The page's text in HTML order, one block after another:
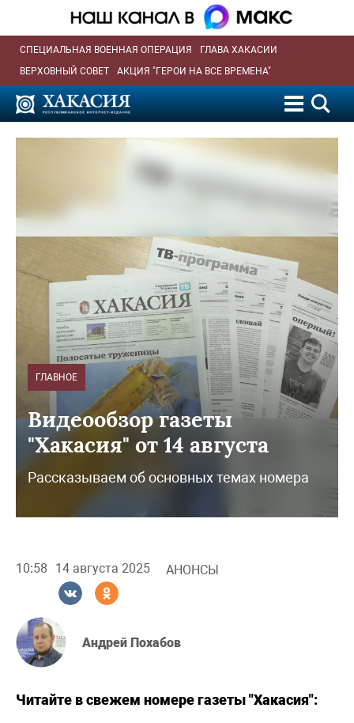
СПЕЦИАЛЬНАЯ ВОЕННАЯ ОПЕРАЦИЯ
ГЛАВА ХАКАСИИ
ВЕРХОВНЫЙ СОВЕТ
АКЦИЯ "ГЕРОИ НА ВСЕ ВРЕМЕНА"
ГЛАВНОЕ
Видеообзор газеты
"Хакасия" от 14 августа
Рассказываем об основных темах номера
10:58 14 августа 2025 АНОНСЫ
Андрей Похабов
Читайте в свежем номере газеты "Хакасия":